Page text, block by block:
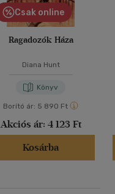
Csak online
Ragadozók Háza
Diana Hunt
Könyv
Borító ár: 5 890 Ft
Akciós ár: 4 123 Ft
Kosárba